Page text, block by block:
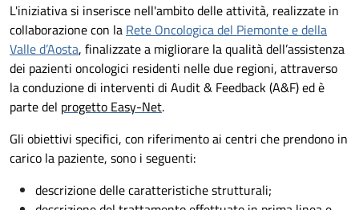
L'iniziativa si inserisce nell'ambito delle attività, realizzate in
collaborazione con la Rete Oncologica del Piemonte e della
Valle d’Aosta, finalizzate a migliorare la qualità dell’assistenza
dei pazienti oncologici residenti nelle due regioni, attraverso
la conduzione di interventi di Audit & Feedback (A&F) ed è
parte del progetto Easy-Net.
Gli obiettivi specifici, con riferimento ai centri che prendono in
carico la paziente, sono i seguenti:
descrizione delle caratteristiche strutturali;